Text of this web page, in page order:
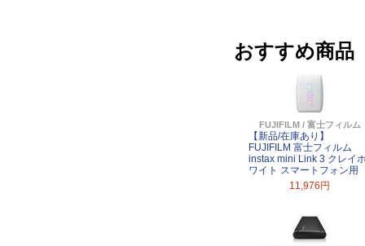
おすすめ商品
FUJIFILM / 富士フィルム
【新品/在庫あり】
FUJIFILM 富士フィルム
instax mini Link 3 クレイ
ワイト スマートフォン用
11,976円